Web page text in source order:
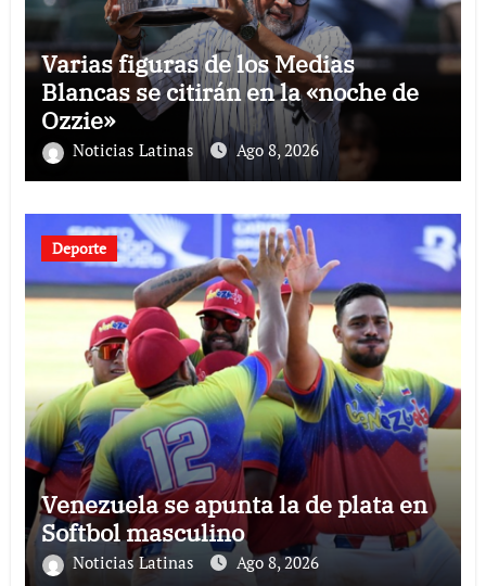
Varias figuras de los Medias
Blancas se citirán en la «noche de
Ozzie»
Noticias Latinas Ago 8, 2026
Deporte
Venezuela se apunta la de plata en
Softbol masculino
Noticias Latinas Ago 8, 2026